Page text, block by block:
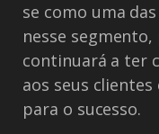
se como uma
nesse
continuará a ter
aos seus
para o sucesso.